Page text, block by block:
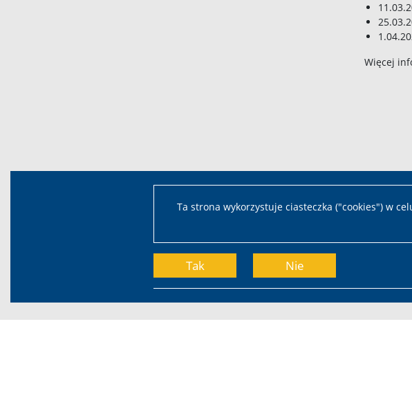
Ta strona wykorzystuje ciasteczka ("cookies") w
Tak Nie
Więcej